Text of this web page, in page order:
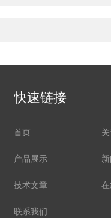
快速链接
首页
产品展示
技术文章
联系我们